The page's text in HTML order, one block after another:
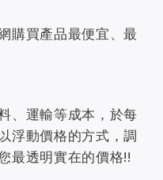
購買產品最便宜、最
、運輸等成本，於每
浮動價格的方式，調
最透明實在的價格!!